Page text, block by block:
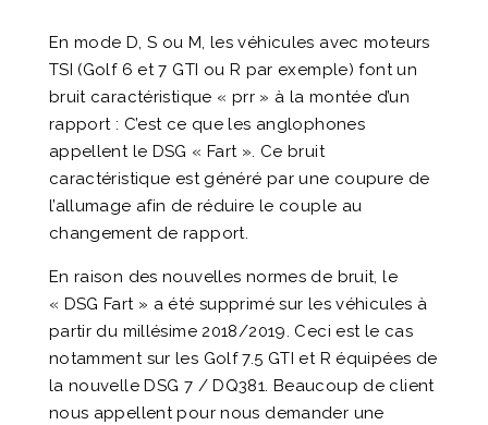
En mode D, S ou M, les véhicules avec moteurs
TSI (Golf 6 et 7 GTI ou R par exemple) font un
bruit caractéristique « prr » à la montée d’un
rapport : C’est ce que les anglophones
appellent le DSG « Fart ». Ce bruit
caractéristique est généré par une coupure de
l’allumage afin de réduire le couple au
changement de rapport.
En raison des nouvelles normes de bruit, le
« DSG Fart » a été supprimé sur les véhicules à
partir du millésime 2018/2019. Ceci est le cas
notamment sur les Golf 7.5 GTI et R équipées de
la nouvelle DSG 7 / DQ381. Beaucoup de client
nous appellent pour nous demander une